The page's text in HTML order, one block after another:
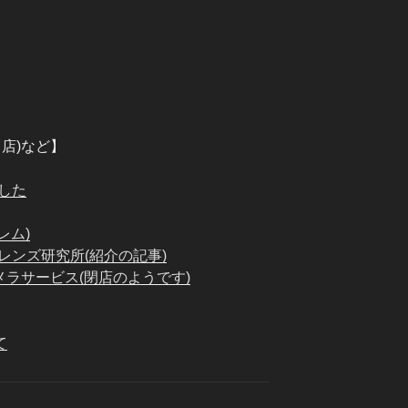
)など】
た
ム)
ンズ研究所(紹介の記事)
サービス(閉店のようです)